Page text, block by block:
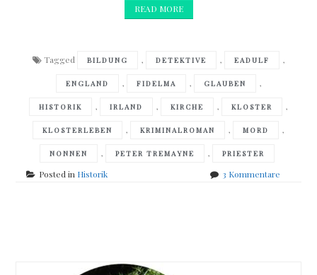
READ MORE
Tagged BILDUNG , DETEKTIVE , EADULF ,
ENGLAND , FIDELMA , GLAUBEN ,
HISTORIK , IRLAND , KIRCHE , KLOSTER ,
KLOSTERLEBEN , KRIMINALROMAN , MORD ,
NONNEN , PETER TREMAYNE , PRIESTER
Posted in Historik 3 Kommentarezu
navigation